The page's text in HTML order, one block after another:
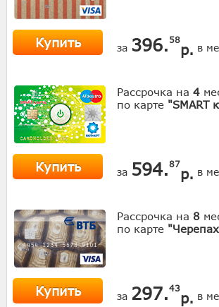
Купить за 396. 58
р. в
Рассрочка на 4
по карте "SMART
Купить за 594.87
р. в
Рассрочка на 8
по карте
Купить за 297.43
р. в